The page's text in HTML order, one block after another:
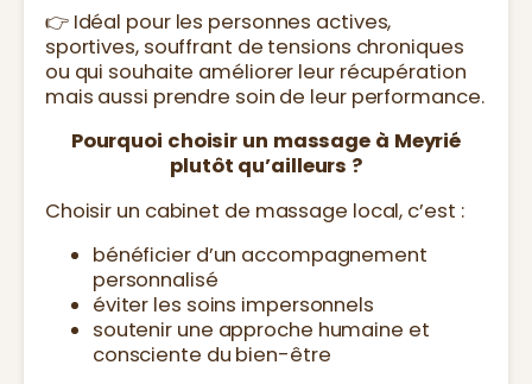
👉 Idéal pour les personnes actives,
sportives, souffrant de tensions chroniques
ou qui souhaite améliorer leur récupération
mais aussi prendre soin de leur performance.
Pourquoi choisir un massage à Meyrié
plutôt qu’ailleurs ?
Choisir un cabinet de massage local, c’est :
bénéficier d’un accompagnement
personnalisé
éviter les soins impersonnels
soutenir une approche humaine et
consciente du bien-être